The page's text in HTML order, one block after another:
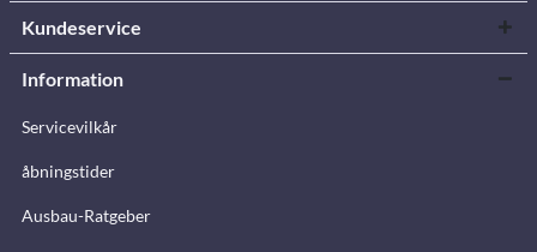
Kundeservice
Information
Servicevilkår
åbningstider
Ausbau-Ratgeber